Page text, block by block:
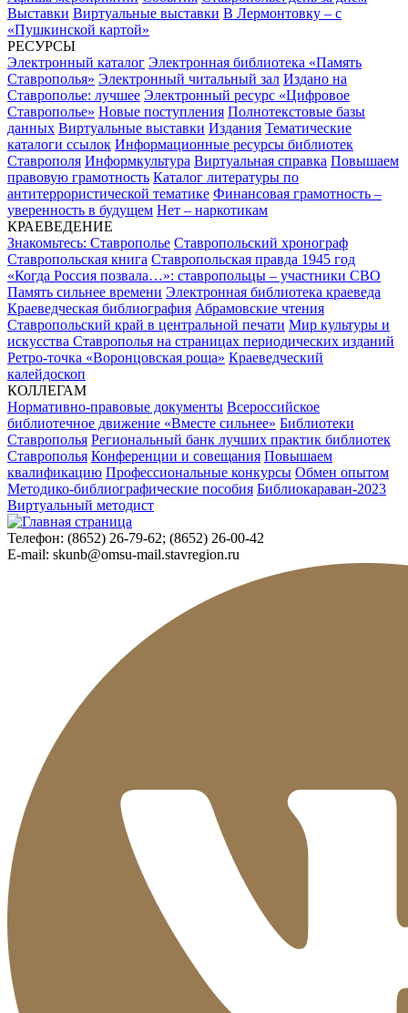
Выставки Виртуальные выставки В Лермонтовку – с
«Пушкинской картой»
РЕСУРСЫ
Электронный каталог Электронная библиотека «Память
Ставрополья» Электронный читальный зал Издано на
Ставрополье: лучшее Электронный ресурс «Цифровое
Ставрополье» Новые поступления Полнотекстовые базы
данных Виртуальные выставки Издания Тематические
каталоги ссылок Информационные ресурсы библиотек
Ставрополя Информкультура Виртуальная справка Повышаем
правовую грамотность Каталог литературы по
антитеррористической тематике Финансовая грамотность –
уверенность в будущем Нет – наркотикам
КРАЕВЕДЕНИЕ
Знакомьтесь: Ставрополье Ставропольский хронограф
Ставропольская книга Ставропольская правда 1945 год
«Когда Россия позвала…»: ставропольцы – участники СВО
Память сильнее времени Электронная библиотека краеведа
Краеведческая библиография Абрамовские чтения
Ставропольский край в центральной печати Мир культуры и
искусства Ставрополья на страницах периодических изданий
Ретро-точка «Воронцовская роща» Краеведческий
калейдоскоп
КОЛЛЕГАМ
Нормативно-правовые документы Всероссийское
библиотечное движение «Вместе сильнее» Библиотеки
Ставрополья Региональный банк лучших практик библиотек
Ставрополья Конференции и совещания Повышаем
квалификацию Профессиональные конкурсы Обмен опытом
Методико-библиографические пособия Библиокараван-2023
Виртуальный методист
Телефон: (8652) 26-79-62; (8652) 26-00-42
E-mail: skunb@omsu-mail.stavregion.ru